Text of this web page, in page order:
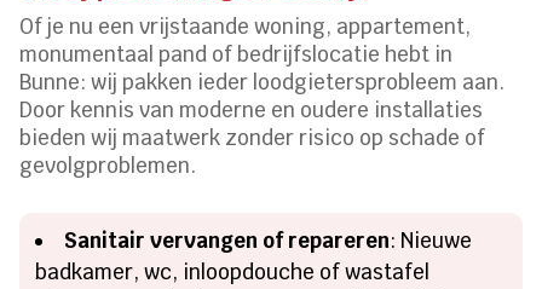
Of je nu een vrijstaande woning, appartement,
monumentaal pand of bedrijfslocatie hebt in
Bunne: wij pakken ieder loodgietersprobleem aan.
Door kennis van moderne en oudere installaties
bieden wij maatwerk zonder risico op schade of
gevolgproblemen.
Sanitair vervangen of repareren: Nieuwe
badkamer, wc, inloopdouche of wastafel